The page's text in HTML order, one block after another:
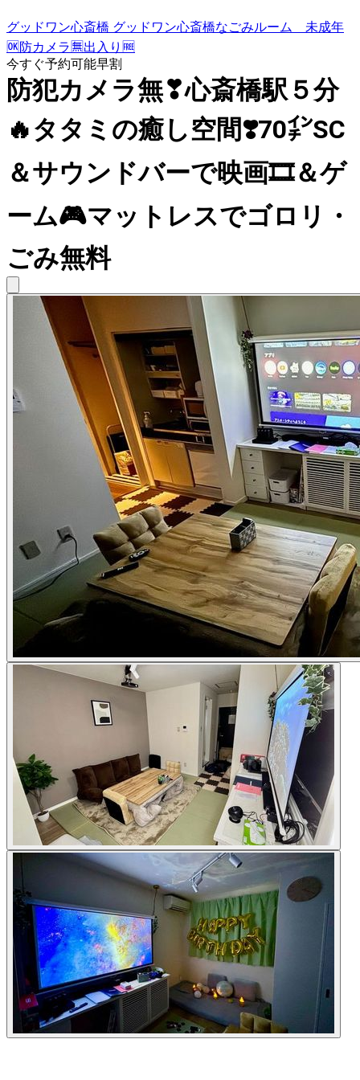
グッドワン心斎橋 グッドワン心斎橋なごみルーム 未成年
🆗防カメラ🈚️出入り🆓
今すぐ予約可能早割
防犯カメラ無❣心斎橋駅５分
🔥タタミの癒し空間❣️70㌅SC
＆サウンドバーで映画🎞️＆ゲ
ーム🎮マットレスでゴロリ・
ごみ無料